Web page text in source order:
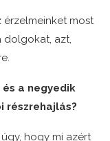
érzelmeinket most
dolgokat, azt,
a negyedik
részrehajlás?
hogy mi azért